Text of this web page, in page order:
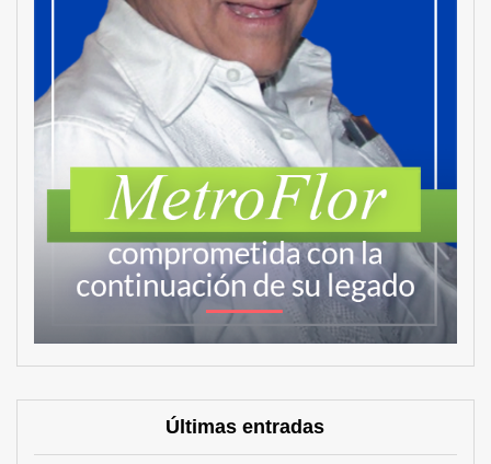
Últimas entradas